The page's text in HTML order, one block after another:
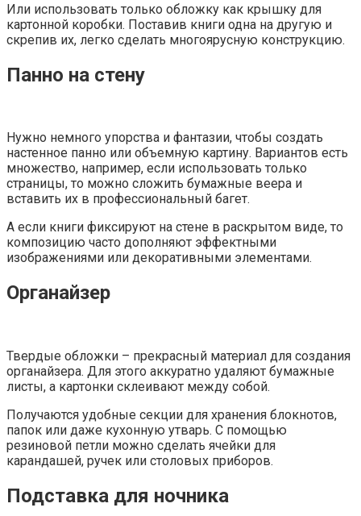
Или использовать только обложку как крышку для
картонной коробки. Поставив книги одна на другую и
скрепив их, легко сделать многоярусную конструкцию.
Панно на стену
Нужно немного упорства и фантазии, чтобы создать
настенное панно или объемную картину. Вариантов есть
множество, например, если использовать только
страницы, то можно сложить бумажные веера и
вставить их в профессиональный багет.
А если книги фиксируют на стене в раскрытом виде, то
композицию часто дополняют эффектными
изображениями или декоративными элементами.
Органайзер
Твердые обложки – прекрасный материал для создания
органайзера. Для этого аккуратно удаляют бумажные
листы, а картонки склеивают между собой.
Получаются удобные секции для хранения блокнотов,
папок или даже кухонную утварь. С помощью
резиновой петли можно сделать ячейки для
карандашей, ручек или столовых приборов.
Подставка для ночника